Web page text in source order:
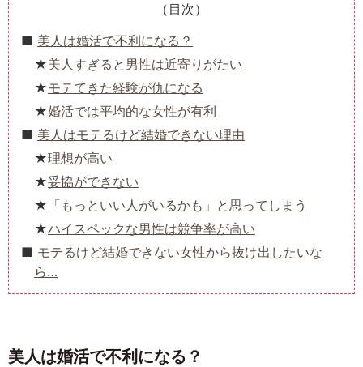
（目次）
美人は婚活で不利になる？
美人すぎると男性は近寄りがたい
モテてきた経験が仇になる
婚活では平均的な女性が有利
美人はモテるけど結婚できない理由
理想が高い
妥協ができない
「もっといい人がいるかも」と思ってしまう
ハイスペックな男性は競争率が高い
モテるけど結婚できない女性から抜け出したいな
ら…
美人は婚活で不利になる？